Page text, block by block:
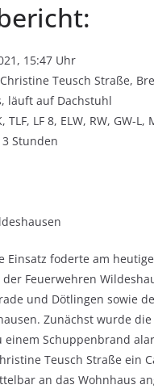
15:47 Uhr
Teusch Straße,
läuft auf Dachstuhl
TLF, LF 8, ELW, RW, GW-L,
Stunden
Einsatz foderte am
Feuerwehren
und Dötlingen sowie
Zunächst wurde
einem Schuppenbrand
Teusch Straße ein
an das Wohnhaus